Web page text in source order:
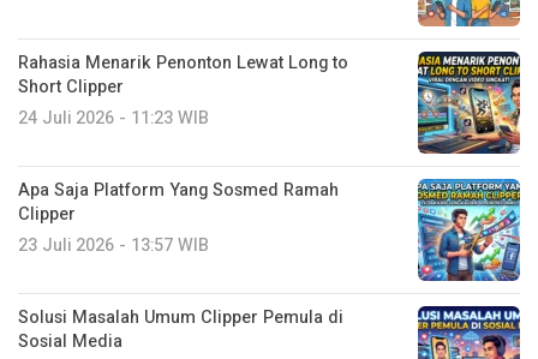
Rahasia Menarik Penonton Lewat Long to
Short Clipper
24 Juli 2026 - 11:23 WIB
Apa Saja Platform Yang Sosmed Ramah
Clipper
23 Juli 2026 - 13:57 WIB
Solusi Masalah Umum Clipper Pemula di
Sosial Media